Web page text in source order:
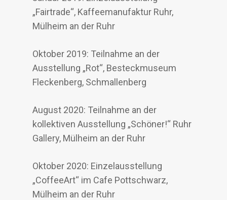
„Fairtrade“, Kaffeemanufaktur Ruhr,
Mülheim an der Ruhr
Oktober 2019: Teilnahme an der
Ausstellung „Rot“, Besteckmuseum
Fleckenberg, Schmallenberg
August 2020: Teilnahme an der
kollektiven Ausstellung „Schöner!“ Ruhr
Gallery, Mülheim an der Ruhr
Oktober 2020: Einzelausstellung
„CoffeeArt“ im Cafe Pottschwarz,
Mülheim an der Ruhr